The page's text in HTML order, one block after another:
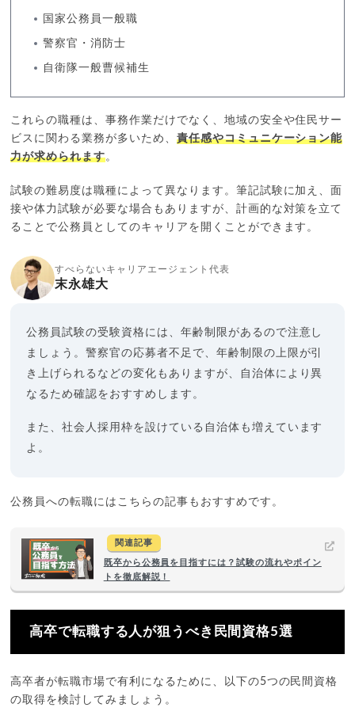
国家公務員一般職
警察官・消防士
自衛隊一般曹候補生
これらの職種は、事務作業だけでなく、地域の安全や住民サー
ビスに関わる業務が多いため、 責任感やコミュニケーション能
力が求められます。
試験の難易度は職種によって異なります。筆記試験に加え、面
接や体力試験が必要な場合もありますが、計画的な対策を立て
ることで公務員としてのキャリアを開くことができます。
すべらないキャリアエージェント代表
末永雄大
公務員試験の受験資格には、年齢制限があるので注意し
ましょう。警察官の応募者不足で、年齢制限の上限が引
き上げられるなどの変化もありますが、自治体により異
なるため確認をおすすめします。
また、社会人採用枠を設けている自治体も増えています
よ。
公務員への転職にはこちらの記事もおすすめです。
関連記事
既卒から公務員を目指すには？試験の流れやポイン
トを徹底解説！
高卒で転職する人が狙うべき民間資格5選
高卒者が転職市場で有利になるために、以下の5つの民間資格
の取得を検討してみましょう。